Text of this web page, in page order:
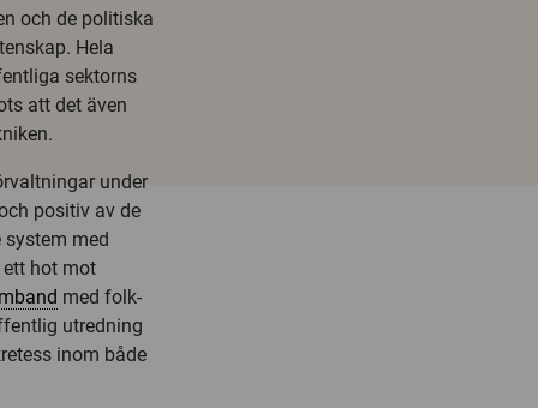
och de politiska
Hela
sektorns
att det även
under
positiv av de
med
hot mot
med folk-
utredning
inom både